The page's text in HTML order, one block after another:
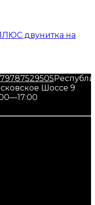
двунитка на
Шоссе 9